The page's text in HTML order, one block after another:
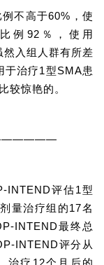
不高于60%，使
例92％，使用
入组人群有所差
于治疗1型SMA患
较惊艳的。
INTEND评估1型
量治疗组的17名
INTEND最终总
INTEND评分从
治疗12个月后的